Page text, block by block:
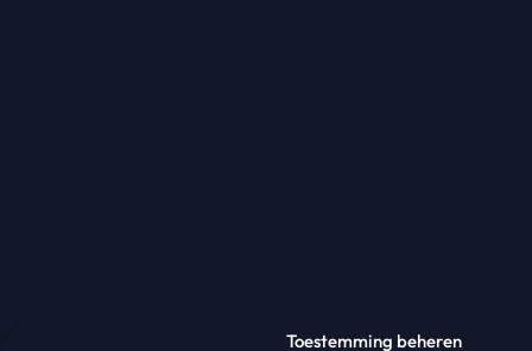
Toestemming beheren